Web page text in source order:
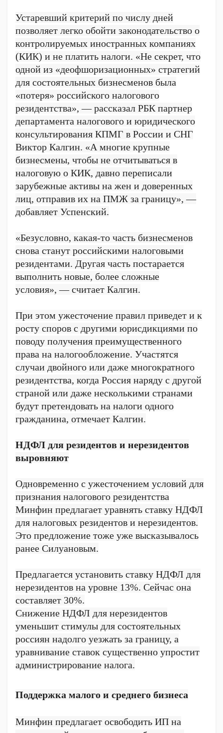
Устаревший критерий по числу дней
позволяет легко обойти законодательство о
контролируемых иностранных компаниях
(КИК) и не платить налоги. «Не секрет, что
одной из «деофшоризационных» стратегий
для состоятельных бизнесменов была
«потеря» российского налогового
резидентства», — рассказал РБК партнер
департамента налогового и юридического
консультирования КПМГ в России и СНГ
Виктор Калгин. «А многие крупные
бизнесмены, чтобы не отчитываться в
налоговую о КИК, давно переписали
зарубежные активы на жен и доверенных
лиц, отправив их на ПМЖ за границу», —
добавляет Успенский.
«Безусловно, какая-то часть бизнесменов
снова станут российскими налоговыми
резидентами. Другая часть постарается
выполнить новые, более сложные
условия», — считает Калгин.
При этом ужесточение правил приведет и к
росту споров с другими юрисдикциями по
поводу получения преимущественного
права на налогообложение. Участятся
случаи двойного или даже многократного
резидентства, когда Россия наряду с другой
страной или даже несколькими странами
будут претендовать на налоги одного
гражданина, отмечает Калгин.
НДФЛ для резидентов и нерезидентов
выровняют
Одновременно с ужесточением условий для
признания налогового резидентства
Минфин предлагает уравнять ставку НДФЛ
для налоговых резидентов и нерезидентов.
Это предложение тоже уже высказывалось
ранее Силуановым.
Предлагается установить ставку НДФЛ для
нерезидентов на уровне 13%. Сейчас она
составляет 30%.
Снижение НДФЛ для нерезидентов
уменьшит стимулы для состоятельных
россиян надолго уезжать за границу, а
уравнивание ставок существенно упростит
администрирование налога.
Поддержка малого и среднего бизнеса
Минфин предлагает освободить ИП на